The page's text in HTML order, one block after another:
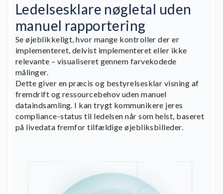
Ledelsesklare nøgletal uden
manuel rapportering
Se øjeblikkeligt, hvor mange kontroller der er
implementeret, delvist implementeret eller ikke
relevante – visualiseret gennem farvekodede
målinger.
Dette giver en præcis og bestyrelsesklar visning af
fremdrift og ressourcebehov uden manuel
dataindsamling. I kan trygt kommunikere jeres
compliance-status til ledelsen når som helst, baseret
på livedata fremfor tilfældige øjebliksbilleder.